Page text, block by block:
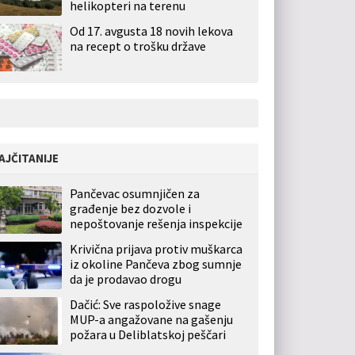
helikopteri na terenu
Od 17. avgusta 18 novih lekova
na recept o trošku države
Pančevac osumnjičen za
građenje bez dozvole i
nepoštovanje rešenja inspekcije
Krivična prijava protiv muškarca
iz okoline Pančeva zbog sumnje
da je prodavao drogu
Dačić: Sve raspoložive snage
MUP-a angažovane na gašenju
požara u Deliblatskoj peščari